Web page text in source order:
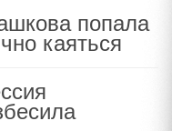
попала
каяться